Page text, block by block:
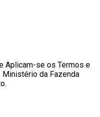
Aplicam-se os Termos e
da Fazenda